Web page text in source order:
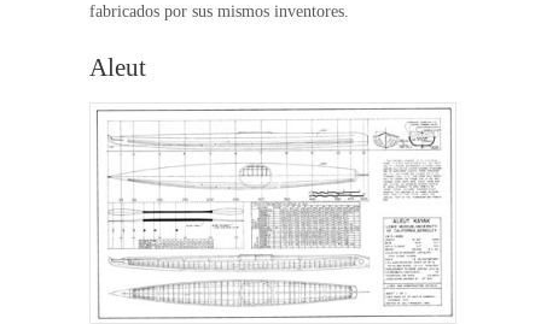
fabricados por sus mismos inventores.
Aleut